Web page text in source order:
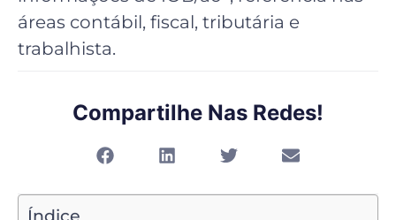
áreas contábil, fiscal, tributária e
trabalhista.
Compartilhe Nas Redes!
Índice